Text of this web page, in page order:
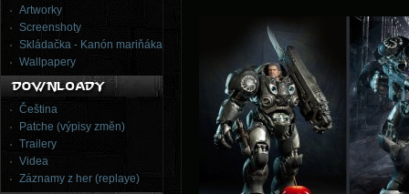
Artworky
Screenshoty
Skládačka - Kanón mariňáka
Wallpapery
Čeština
Patche (výpisy změn)
Trailery
Videa
Záznamy z her (replaye)